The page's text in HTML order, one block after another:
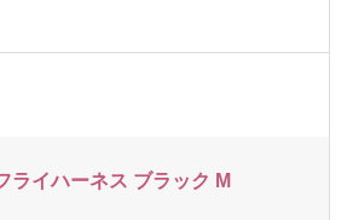
ライハーネス ブラック M